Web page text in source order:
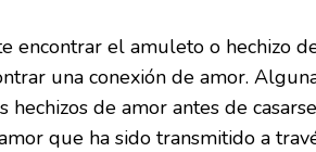
encontrar el amuleto o hechizo
una conexión de amor.
hechizos de amor antes de
que ha sido transmitido a